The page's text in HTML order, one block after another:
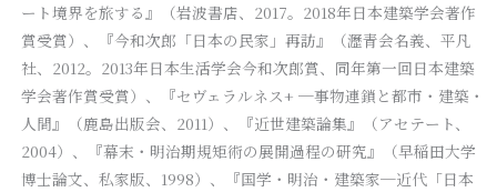
ート境界を旅する』（岩波書店、2017。2018年日本建築学会著作
賞受賞）、『今和次郎「日本の民家」再訪』（瀝青会名義、平凡
社、2012。2013年日本生活学会今和次郎賞、同年第一回日本建築
学会著作賞受賞）、『セヴェラルネス+ ─事物連鎖と都市・建築・
人間』（鹿島出版会、2011）、『近世建築論集』（アセテート、
2004）、『幕末・明治期規矩術の展開過程の研究』（早稲田大学
博士論文、私家版、1998）、『国学・明治・建築家─近代「日本